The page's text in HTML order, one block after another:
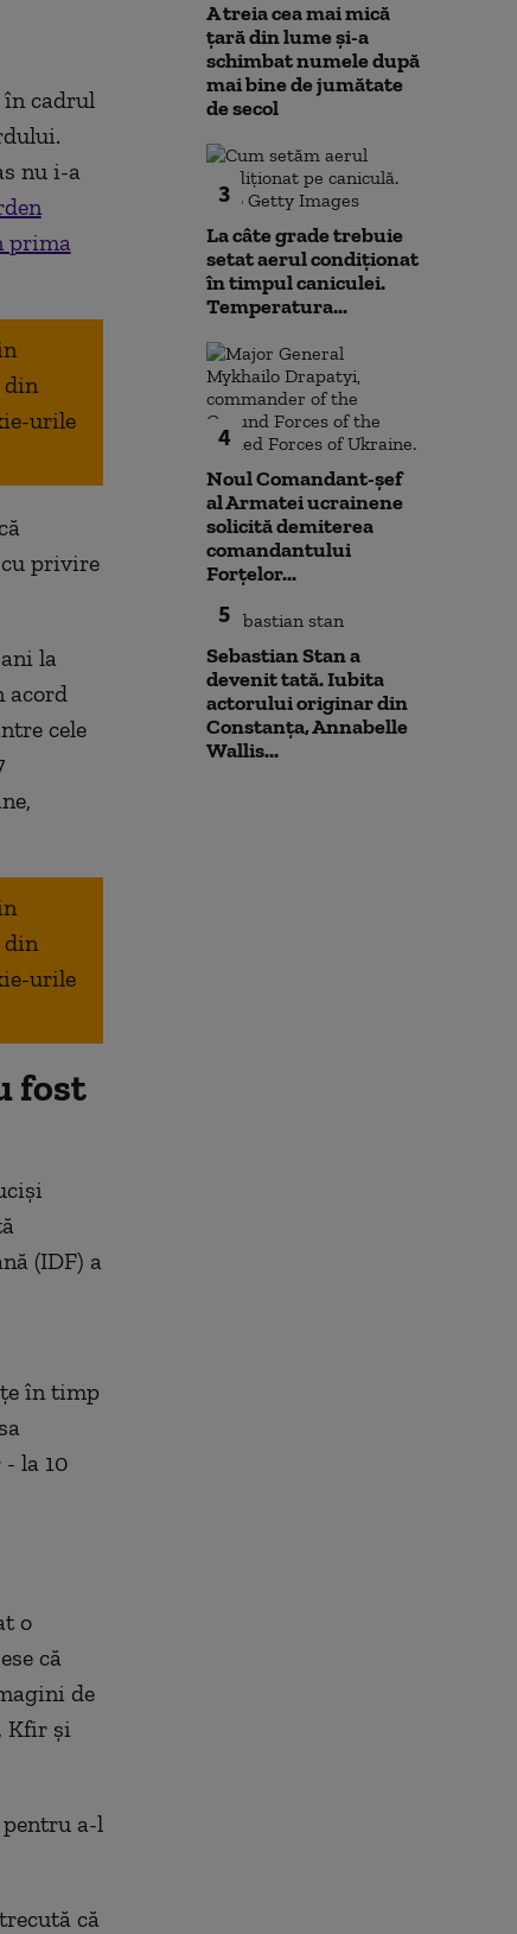
cadrul
nu i-a
prima
din
urile
privire
la
acord
cele
din
urile
fost
(IDF) a
în timp
la 10
o
că
de
Kfir și
a-l
că
A treia cea mai mică
țară din lume și-a
schimbat numele după
mai bine de jumătate
de secol
3
La câte grade trebuie
setat aerul condiționat
în timpul caniculei.
Temperatura...
4
Noul Comandant-șef
al Armatei ucrainene
solicită demiterea
comandantului
Forțelor...
5
Sebastian Stan a
devenit tată. Iubita
actorului originar din
Constanța, Annabelle
Wallis...